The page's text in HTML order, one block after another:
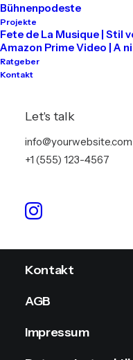
Bühnenpodeste
Projekte
Fete de La Musique | Stil
Amazon Prime Video | A
Ratgeber
Kontakt
Let's talk
info@yourwebsite.com
+1 (555) 123-4567
Mieten
Tontechnik
Videotechnik
Info
Kontakt
AGB
Impressum